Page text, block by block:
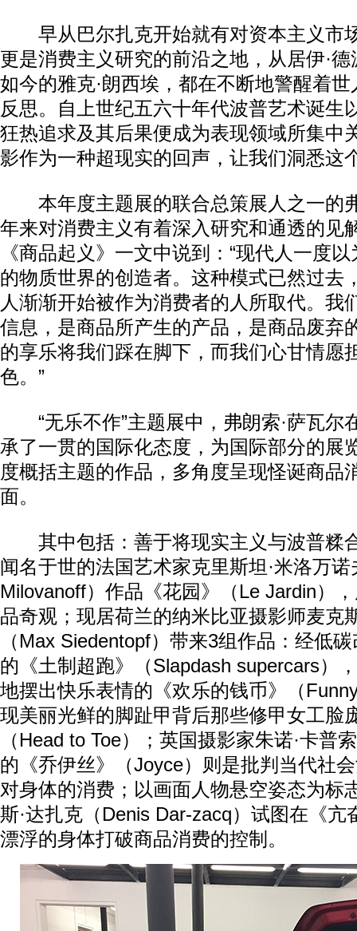
早从巴尔扎克开始就有对资本主义市
更是消费主义研究的前沿之地，从居伊·德
如今的雅克·朗西埃，都在不断地警醒着
反思。自上世纪五六十年代波普艺术诞生
狂热追求及其后果便成为表现领域所集中
影作为一种超现实的回声，让我们洞悉这
本年度主题展的联合总策展人之一的
年来对消费主义有着深入研究和通透的见
《商品起义》一文中说到：“现代人一度
的物质世界的创造者。这种模式已然过去
人渐渐开始被作为消费者的人所取代。我
信息，是商品所产生的产品，是商品废弃
的享乐将我们踩在脚下，而我们心甘情愿
色。”
“无乐不作”主题展中，弗朗索·萨瓦尔
承了一贯的国际化态度，为国际部分的展
度概括主题的作品，多角度呈现怪诞商品
面。
其中包括：善于将现实主义与波普糅
闻名于世的法国艺术家克里斯坦·米洛万诺
Milovanoff）作品《花园》（Le Jardin）
品奇观；现居荷兰的纳米比亚摄影师麦克
（Max Siedentopf）带来3组作品：经低
的《土制超跑》（Slapdash supercars）
地摆出快乐表情的《欢乐的钱币》（
现美丽光鲜的脚趾甲背后那些修甲女工脸
（Head to Toe）；英国摄影家朱诺·卡普
的《乔伊丝》（Joyce）则是批判当代社
对身体的消费；以画面人物悬空姿态为标
斯·达扎克（Denis Dar-zacq）试图在《亢
漂浮的身体打破商品消费的控制。